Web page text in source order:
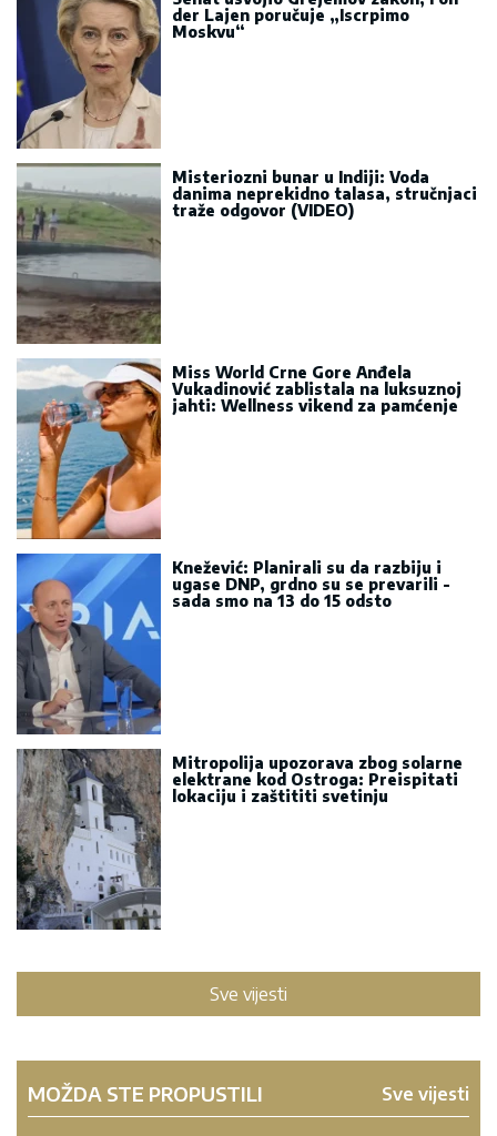
der Lajen poručuje „Iscrpimo
Moskvu“
Misteriozni bunar u Indiji: Voda
danima neprekidno talasa, stručnjaci
traže odgovor (VIDEO)
Miss World Crne Gore Anđela
Vukadinović zablistala na luksuznoj
jahti: Wellness vikend za pamćenje
Knežević: Planirali su da razbiju i
ugase DNP, grdno su se prevarili -
sada smo na 13 do 15 odsto
Mitropolija upozorava zbog solarne
elektrane kod Ostroga: Preispitati
lokaciju i zaštititi svetinju
Sve vijesti
MOŽDA STE PROPUSTILI Sve vijesti